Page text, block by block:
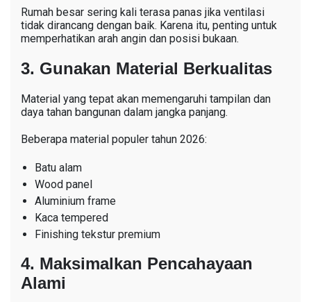
Rumah besar sering kali terasa panas jika ventilasi
tidak dirancang dengan baik. Karena itu, penting untuk
memperhatikan arah angin dan posisi bukaan.
3. Gunakan Material Berkualitas
Material yang tepat akan memengaruhi tampilan dan
daya tahan bangunan dalam jangka panjang.
Beberapa material populer tahun 2026:
Batu alam
Wood panel
Aluminium frame
Kaca tempered
Finishing tekstur premium
4. Maksimalkan Pencahayaan
Alami